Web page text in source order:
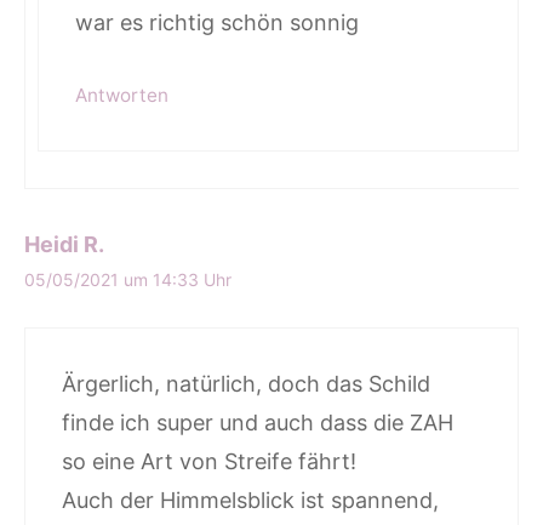
war es richtig schön sonnig
Antworten
Heidi R.
05/05/2021 um 14:33 Uhr
Ärgerlich, natürlich, doch das Schild
finde ich super und auch dass die ZAH
so eine Art von Streife fährt!
Auch der Himmelsblick ist spannend,